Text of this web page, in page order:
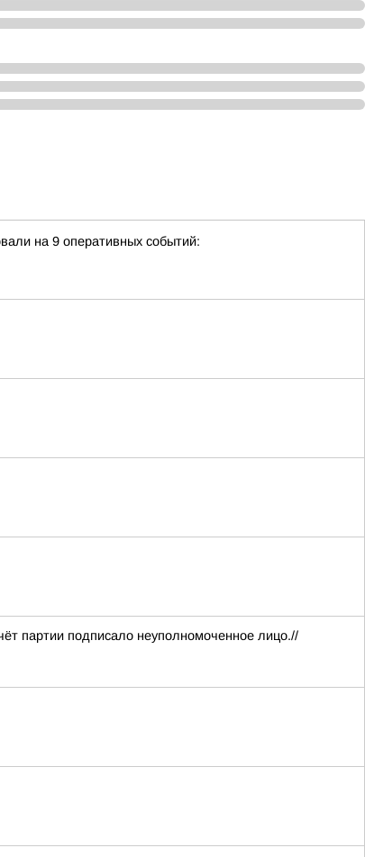
на 9 оперативных событий:
партии подписало неуполномоченное лицо.//